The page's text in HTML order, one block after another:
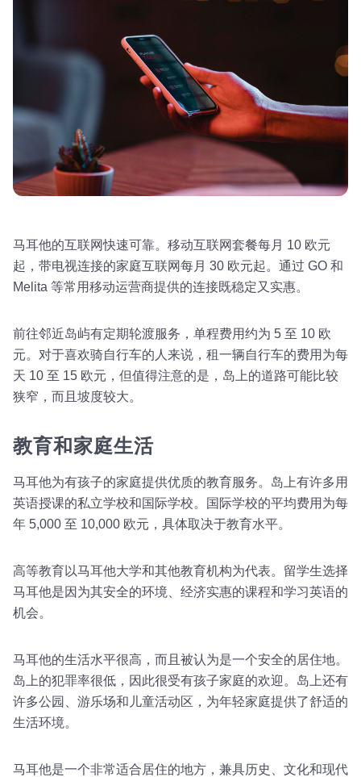
马耳他的互联网快速可靠。移动互联网套餐每月 10 欧元
起，带电视连接的家庭互联网每月 30 欧元起。通过 GO 和
Melita 等常用移动运营商提供的连接既稳定又实惠。
前往邻近岛屿有定期轮渡服务，单程费用约为 5 至 10 欧
元。对于喜欢骑自行车的人来说，租一辆自行车的费用为每
天 10 至 15 欧元，但值得注意的是，岛上的道路可能比较
狭窄，而且坡度较大。
教育和家庭生活
马耳他为有孩子的家庭提供优质的教育服务。岛上有许多用
英语授课的私立学校和国际学校。国际学校的平均费用为每
年 5,000 至 10,000 欧元，具体取决于教育水平。
高等教育以马耳他大学和其他教育机构为代表。留学生选择
马耳他是因为其安全的环境、经济实惠的课程和学习英语的
机会。
马耳他的生活水平很高，而且被认为是一个安全的居住地。
岛上的犯罪率很低，因此很受有孩子家庭的欢迎。岛上还有
许多公园、游乐场和儿童活动区，为年轻家庭提供了舒适的
生活环境。
马耳他是一个非常适合居住的地方，兼具历史、文化和现代